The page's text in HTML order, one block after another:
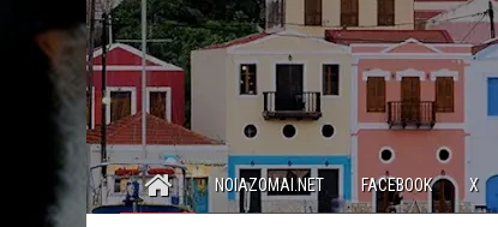
NOIAZOMAI.NET FACEBOOK X